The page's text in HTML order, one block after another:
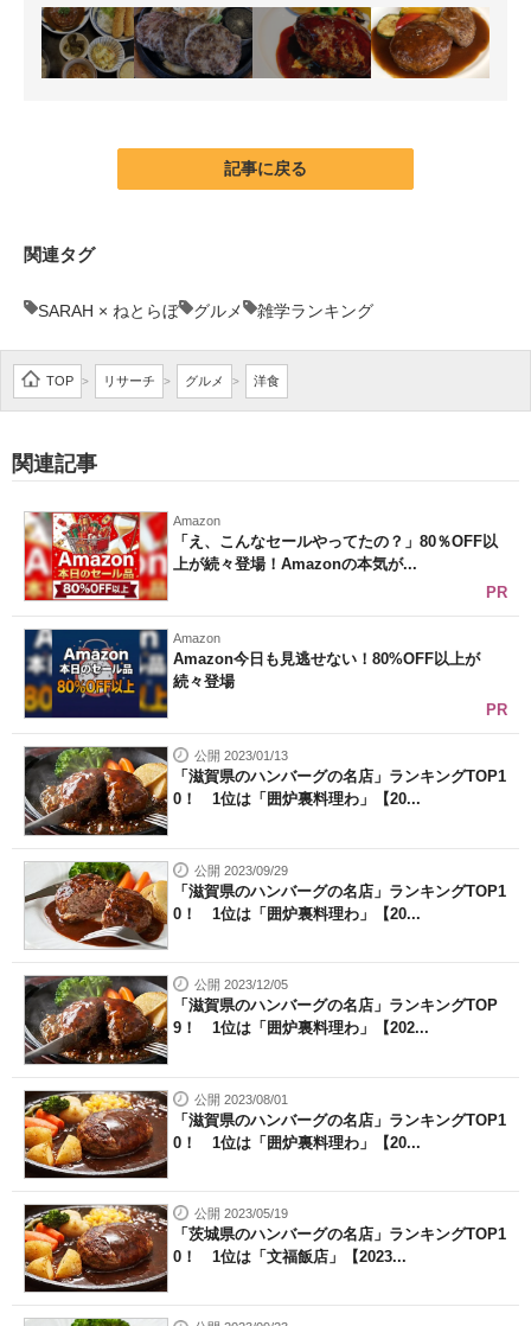
記事に戻る
関連タグ
SARAH × ねとらぼ グルメ 雑学ランキング
TOP > リサーチ > グルメ > 洋食
関連記事
Amazon
「え、こんなセールやってたの？」80％OFF以
上が続々登場！Amazonの本気が...
PR
Amazon
Amazon今日も見逃せない！80%OFF以上が
続々登場
PR
公開 2023/01/13
「滋賀県のハンバーグの名店」ランキングTOP1
0！ 1位は「囲炉裏料理わ」【20...
公開 2023/09/29
「滋賀県のハンバーグの名店」ランキングTOP1
0！ 1位は「囲炉裏料理わ」【20...
公開 2023/12/05
「滋賀県のハンバーグの名店」ランキングTOP
9！ 1位は「囲炉裏料理わ」【202...
公開 2023/08/01
「滋賀県のハンバーグの名店」ランキングTOP1
0！ 1位は「囲炉裏料理わ」【20...
公開 2023/05/19
「茨城県のハンバーグの名店」ランキングTOP1
0！ 1位は「文福飯店」【2023...